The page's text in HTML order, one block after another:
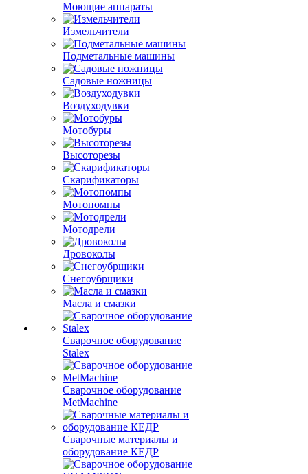
Моющие аппараты
Измельчители
Подметальные машины
Садовые ножницы
Воздуходувки
Мотобуры
Высоторезы
Скарификаторы
Мотопомпы
Мотодрели
Дровоколы
Снегоубрщики
Масла и смазки
Сварочное оборудование
Stalex
Сварочное оборудование
MetMachine
Сварочные материалы и
оборудование КЕДР